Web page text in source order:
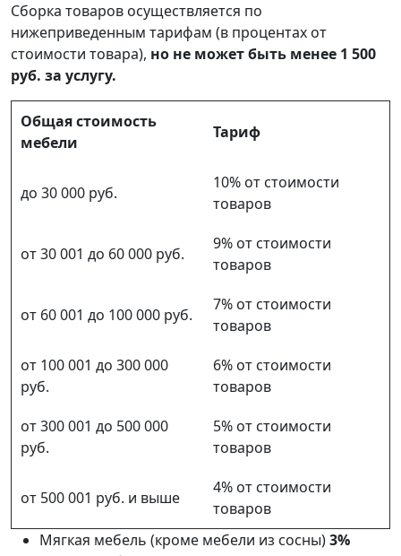
Сборка товаров осуществляется по
нижеприведенным тарифам (в процентах от
стоимости товара), но не может быть менее 1 500
руб. за услугу.
Общая стоимость
мебели
Тариф
до 30 000 руб.
10% от стоимости
товаров
от 30 001 до 60 000 руб.
9% от стоимости
товаров
от 60 001 до 100 000 руб.
7% от стоимости
товаров
от 100 001 до 300 000
руб.
6% от стоимости
товаров
от 300 001 до 500 000
руб.
5% от стоимости
товаров
от 500 001 руб. и выше
4% от стоимости
товаров
Мягкая мебель (кроме мебели из сосны)3%